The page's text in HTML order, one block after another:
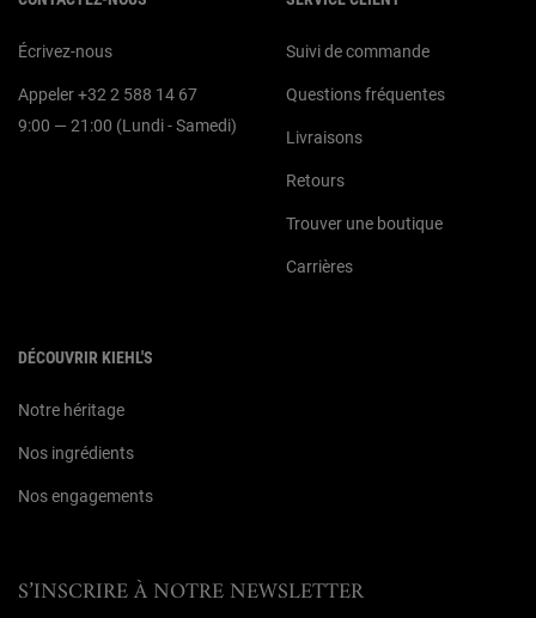
Écrivez-nous
Appeler +32 2 588 14 67
9:00 — 21:00 (Lundi - Samedi)
Suivi de commande
Questions fréquentes
Livraisons
Retours
Trouver une boutique
Carrières
DÉCOUVRIR KIEHL'S
Notre héritage
Nos ingrédients
Nos engagements
S’INSCRIRE À NOTRE NEWSLETTER